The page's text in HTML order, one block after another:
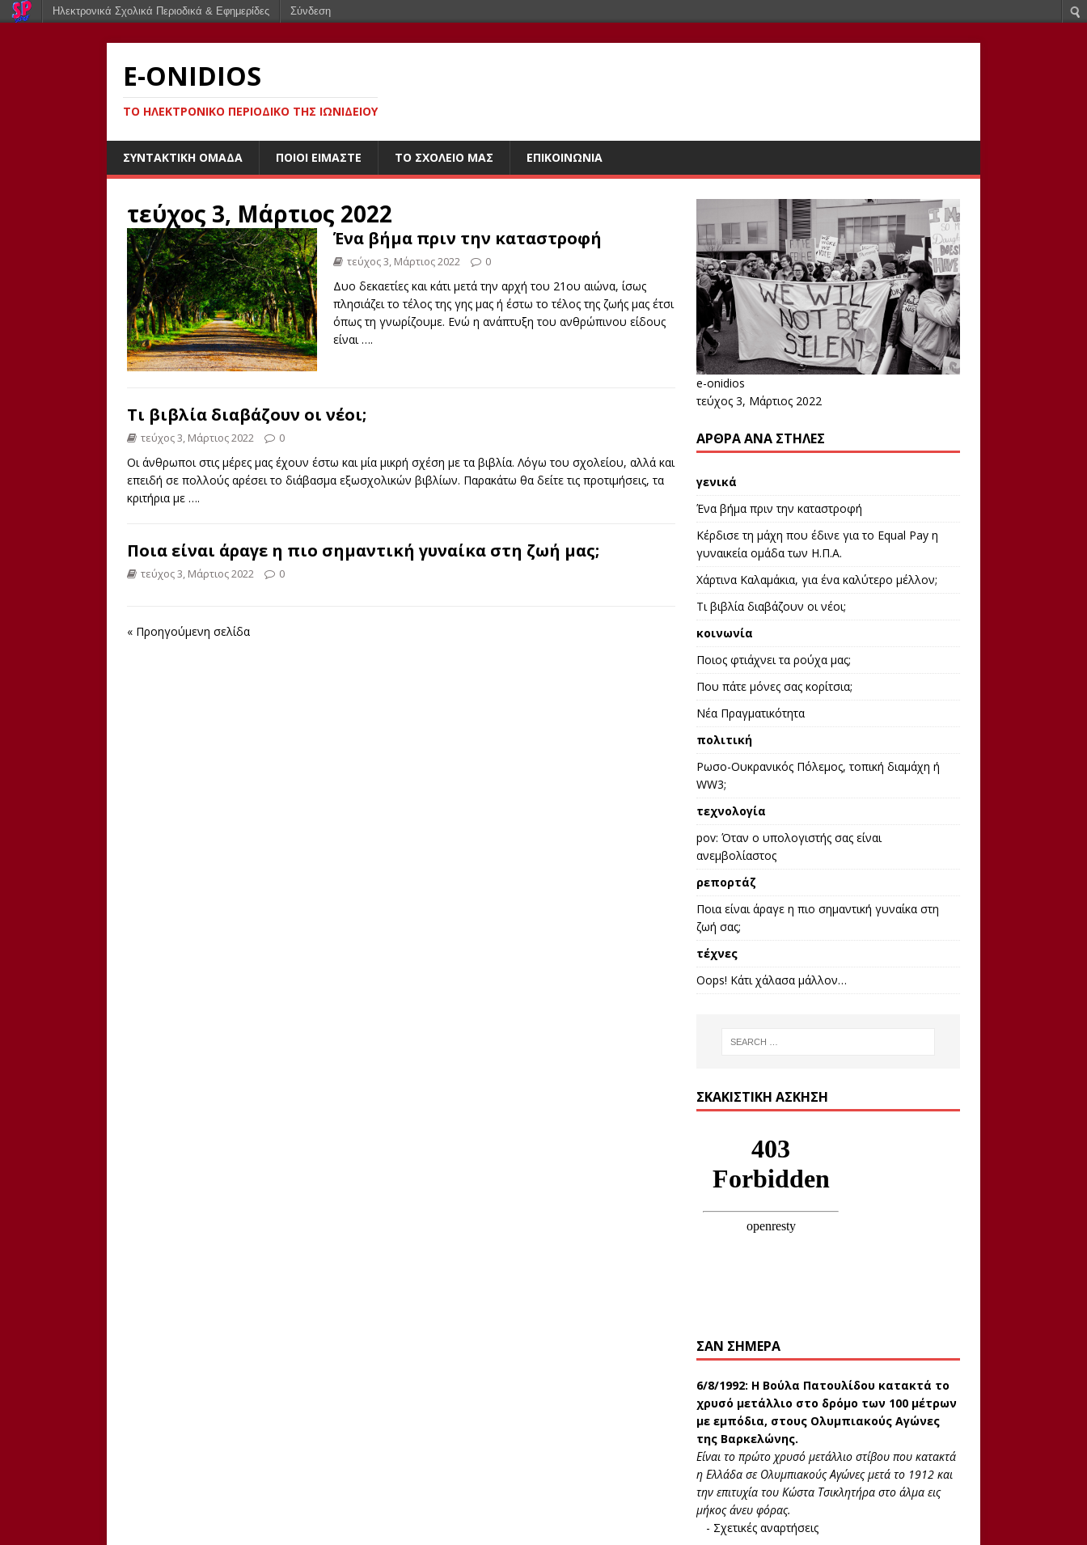
E-ONIDIOS
ΤΟ ΗΛΕΚΤΡΟΝΙΚΌ ΠΕΡΙΟΔΙΚΌ ΤΗΣ ΙΩΝΙΔΕΊΟΥ
ΣΥΝΤΑΚΤΙΚΉ ΟΜΆΔΑ ΠΟΙΟΙ ΕΊΜΑΣΤΕ ΤΟ ΣΧΟΛΕΊΟ ΜΑΣ ΕΠΙΚΟΙΝΩΝΊΑ
τεύχος 3, Μάρτιος 2022
Ένα βήμα πριν την καταστροφή
τεύχος 3, Μάρτιος 2022 0
Δυο δεκαετίες και κάτι μετά την αρχή του 21ου αιώνα, ίσως
πλησιάζει το τέλος της γης μας ή έστω το τέλος της ζωής μας έτσι
όπως τη γνωρίζουμε. Ενώ η ανάπτυξη του ανθρώπινου είδους
είναι….
Τι βιβλία διαβάζουν οι νέοι;
τεύχος 3, Μάρτιος 2022 0
Οι άνθρωποι στις μέρες μας έχουν έστω και μία μικρή σχέση με τα βιβλία. Λόγω του σχολείου, αλλά και
επειδή σε πολλούς αρέσει το διάβασμα εξωσχολικών βιβλίων. Παρακάτω θα δείτε τις προτιμήσεις, τα
κριτήρια με ….
Ποια είναι άραγε η πιο σημαντική γυναίκα στη ζωή μας;
τεύχος 3, Μάρτιος 2022 0
« Προηγούμενη σελίδα
e-onidios
τεύχος 3, Μάρτιος 2022
ΆΡΘΡΑ ΑΝΆ ΣΤΉΛΕΣ
γενικά
Ένα βήμα πριν την καταστροφή
Κέρδισε τη μάχη που έδινε για το Equal Pay η
γυναικεία ομάδα των Η.Π.Α.
Χάρτινα Καλαμάκια, για ένα καλύτερο μέλλον;
Τι βιβλία διαβάζουν οι νέοι;
κοινωνία
Ποιος φτιάχνει τα ρούχα μας;
Που πάτε μόνες σας κορίτσια;
Νέα Πραγματικότητα
πολιτική
Ρωσο-Ουκρανικός Πόλεμος, τοπική διαμάχη ή
WW3;
τεχνολογία
pov: Όταν ο υπολογιστής σας είναι
ανεμβολίαστος
ρεπορτάζ
Ποια είναι άραγε η πιο σημαντική γυναίκα στη
ζωή σας;
τέχνες
Oops! Κάτι χάλασα μάλλον…
ΣΚΑΚΙΣΤΙΚΉ ΆΣΚΗΣΗ
ΣΑΝ ΣΉΜΕΡΑ
6/8/1992: Η Βούλα Πατουλίδου κατακτά το
χρυσό μετάλλιο στο δρόμο των 100 μέτρων
με εμπόδια, στους Ολυμπιακούς Αγώνες
της Βαρκελώνης.
Είναι το πρώτο χρυσό μετάλλιο στίβου που κατακτά
η Ελλάδα σε Ολυμπιακούς Αγώνες μετά το 1912 και
την επιτυχία του Κώστα Τσικλητήρα στο άλμα εις
μήκος άνευ φόρας.
- Σχετικές αναρτήσεις
Ηλεκτρονικά Σχολικά Περιοδικά & Εφημερίδες Σύνδεση